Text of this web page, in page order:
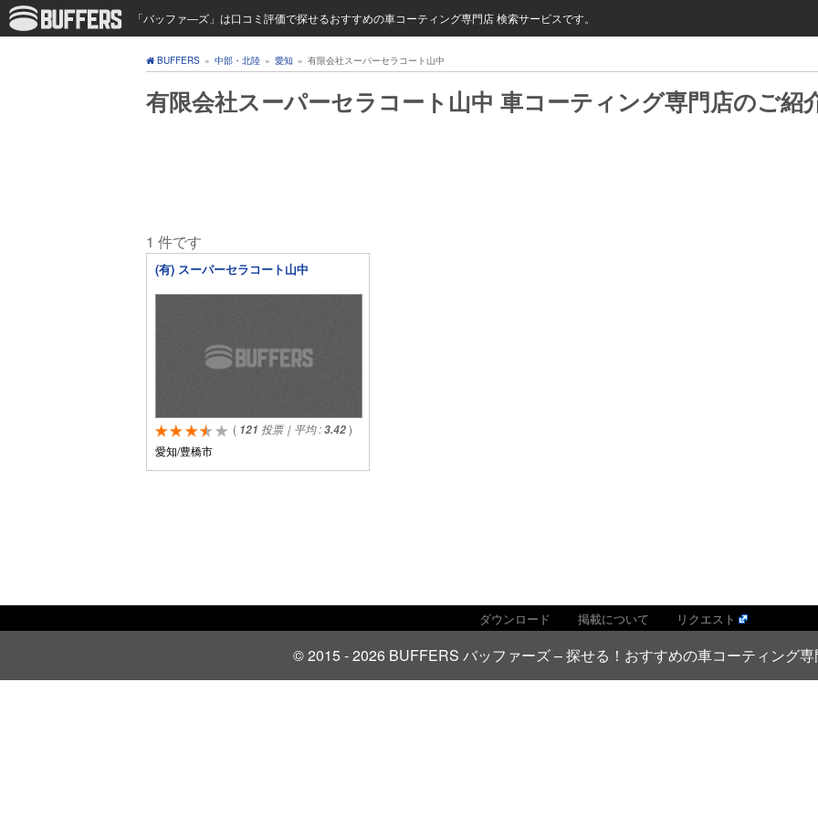
「バッファ―ズ」は口コミ評価で探せるおすすめの車コーティング専門店 検索サービスです。
BUFFERS » 中部・北陸 » 愛知 » 有限会社スーパーセラコート山中
有限会社スーパーセラコート山中 車コーティング専門店のご紹
1 件です
(有) スーパーセラコート山中
( 121 投票｜平均 :3.42)
愛知/豊橋市
ダウンロード 掲載について リクエスト
© 2015 - 2026 BUFFERS バッファーズ – 探せる！おすすめの車コーティング